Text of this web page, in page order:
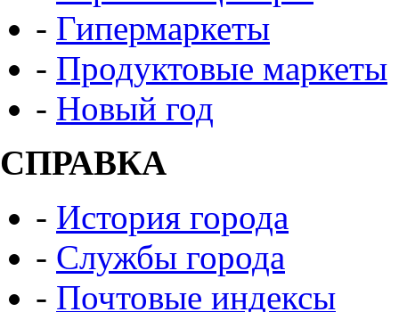
- Гипермаркеты
- Продуктовые маркеты
- Новый год
СПРАВКА
- История города
- Службы города
- Почтовые индексы